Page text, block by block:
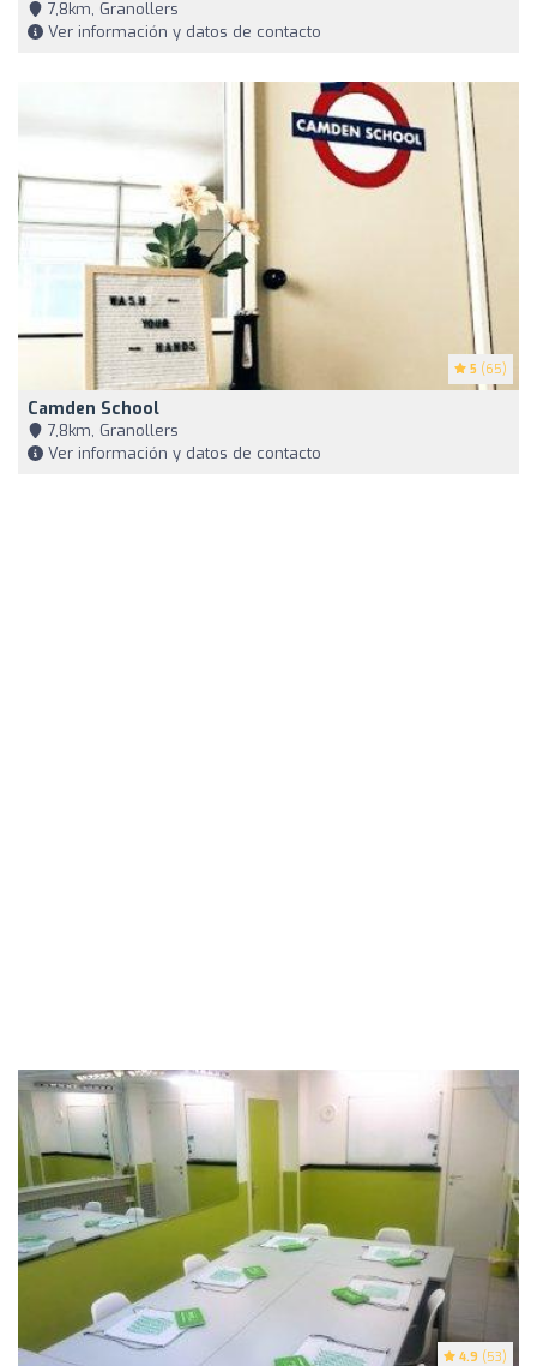
7,8km, Granollers
Ver información y datos de contacto
5 (65)
Camden School
7,8km, Granollers
Ver información y datos de contacto
4.9 (53)